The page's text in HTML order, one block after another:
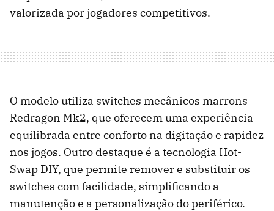
valorizada por jogadores competitivos.
O modelo utiliza switches mecânicos marrons
Redragon Mk2, que oferecem uma experiência
equilibrada entre conforto na digitação e rapidez
nos jogos. Outro destaque é a tecnologia Hot-
Swap DIY, que permite remover e substituir os
switches com facilidade, simplificando a
manutenção e a personalização do periférico.